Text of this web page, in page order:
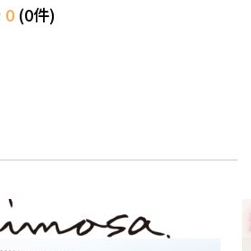
(0件)